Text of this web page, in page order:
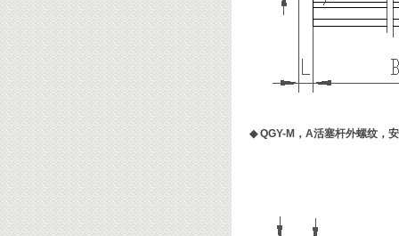
◆QGY-M，A活塞杆外螺纹，